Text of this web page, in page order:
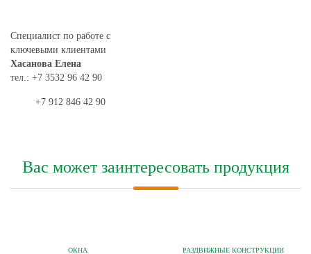
Специалист по работе с
ключевыми клиентами
Хасанова Елена
тел.: +7 3532 96 42 90
+7 912 846 42 90
Вас может заинтересовать продукция
ОКНА РАЗДВИЖНЫЕ КОНСТРУКЦИИ